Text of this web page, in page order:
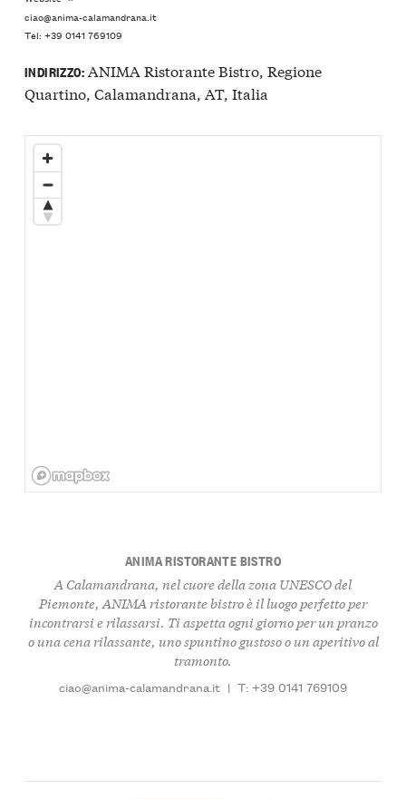
ciao@anima-calamandrana.it
Tel: +39 0141 769109
INDIRIZZO:ANIMA Ristorante Bistro, Regione
Quartino, Calamandrana, AT, Italia
ANIMA RISTORANTE BISTRO
A Calamandrana, nel cuore della zona UNESCO del
Piemonte, ANIMA ristorante bistro è il luogo perfetto per
incontrarsi e rilassarsi. Ti aspetta ogni giorno per un pranzo
o una cena rilassante, uno spuntino gustoso o un aperitivo al
tramonto.
ciao@anima-calamandrana.it | T: +39 0141 769109